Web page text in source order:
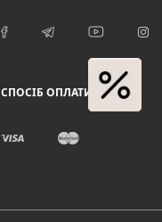
СПОСІБ ОПЛАТИ